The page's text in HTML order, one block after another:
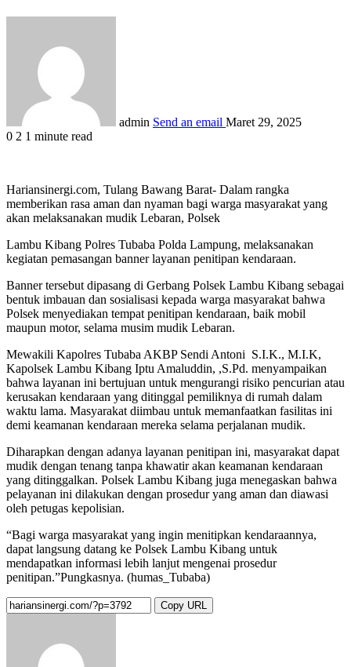
admin Send an email Maret 29, 2025
0 2 1 minute read
Hariansinergi.com, Tulang Bawang Barat- Dalam rangka
memberikan rasa aman dan nyaman bagi warga masyarakat yang
akan melaksanakan mudik Lebaran, Polsek
Lambu Kibang Polres Tubaba Polda Lampung, melaksanakan
kegiatan pemasangan banner layanan penitipan kendaraan.
Banner tersebut dipasang di Gerbang Polsek Lambu Kibang sebagai
bentuk imbauan dan sosialisasi kepada warga masyarakat bahwa
Polsek menyediakan tempat penitipan kendaraan, baik mobil
maupun motor, selama musim mudik Lebaran.
Mewakili Kapolres Tubaba AKBP Sendi Antoni S.I.K., M.I.K,
Kapolsek Lambu Kibang Iptu Amaluddin, ,S.Pd. menyampaikan
bahwa layanan ini bertujuan untuk mengurangi risiko pencurian atau
kerusakan kendaraan yang ditinggal pemiliknya di rumah dalam
waktu lama. Masyarakat diimbau untuk memanfaatkan fasilitas ini
demi keamanan kendaraan mereka selama perjalanan mudik.
Diharapkan dengan adanya layanan penitipan ini, masyarakat dapat
mudik dengan tenang tanpa khawatir akan keamanan kendaraan
yang ditinggalkan. Polsek Lambu Kibang juga menegaskan bahwa
pelayanan ini dilakukan dengan prosedur yang aman dan diawasi
oleh petugas kepolisian.
“Bagi warga masyarakat yang ingin menitipkan kendaraannya,
dapat langsung datang ke Polsek Lambu Kibang untuk
mendapatkan informasi lebih lanjut mengenai prosedur
penitipan.”Pungkasnya. (humas_Tubaba)
Copy URL